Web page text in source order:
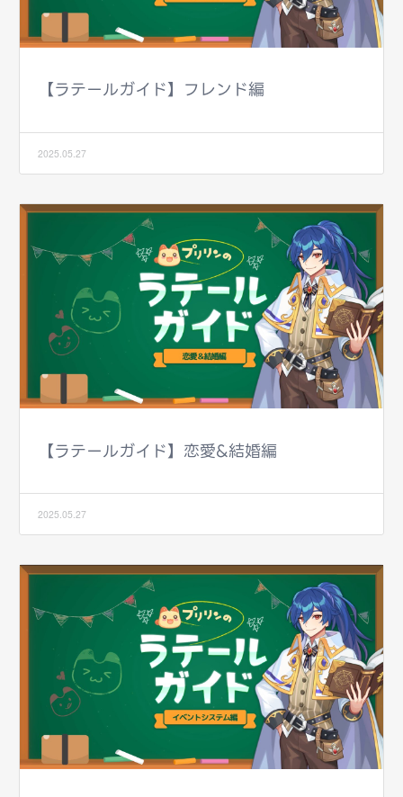
【ラテールガイド】フレンド編
2025.05.27
【ラテールガイド】恋愛&結婚編
2025.05.27